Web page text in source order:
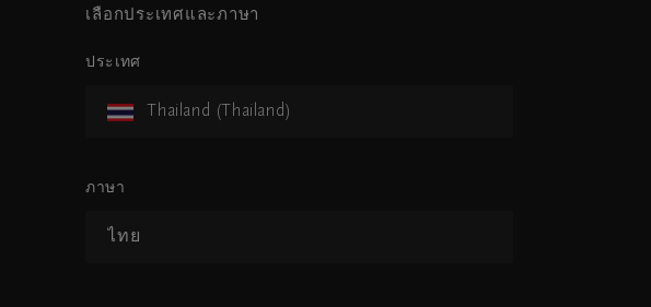
เลือกประเทศและภาษา
ประเทศ
Thailand (Thailand)
ภาษา
ไทย